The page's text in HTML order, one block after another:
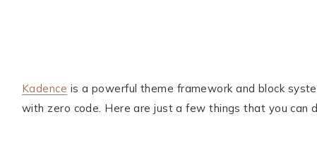
Kadence is a powerful theme framework and block
with zero code. Here are just a few things that you can